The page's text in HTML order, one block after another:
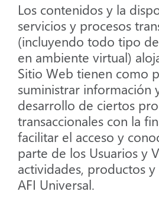
Los contenidos y la
servicios y procesos
(incluyendo todo tipo
en ambiente virtual)
Sitio Web tienen como
suministrar información
desarrollo de ciertos
transaccionales con la
facilitar el acceso y
parte de los Usuarios y
actividades, productos
AFI Universal.